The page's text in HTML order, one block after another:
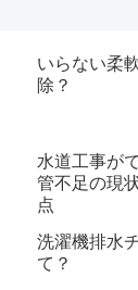
いらない柔
除？
水道工事が
管不足の現
点
洗濯機排水
て？